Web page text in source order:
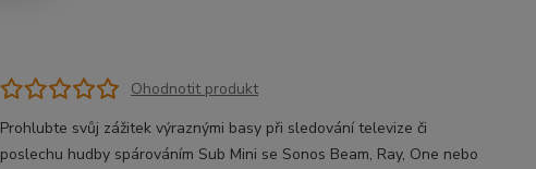
Ohodnotit produkt
Prohlubte svůj zážitek výraznými basy při sledování televize či
poslechu hudby spárováním Sub Mini se Sonos Beam, Ray, One nebo